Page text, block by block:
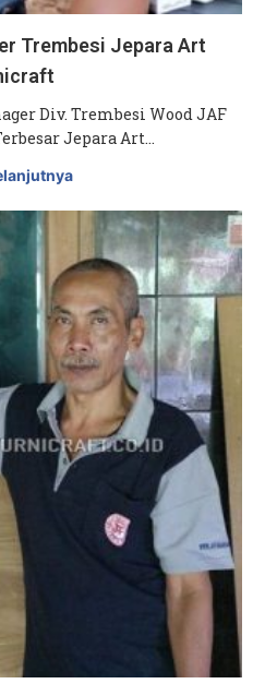
Trembesi Jepara Art
Div. Trembesi Wood JAF
Jepara Art…